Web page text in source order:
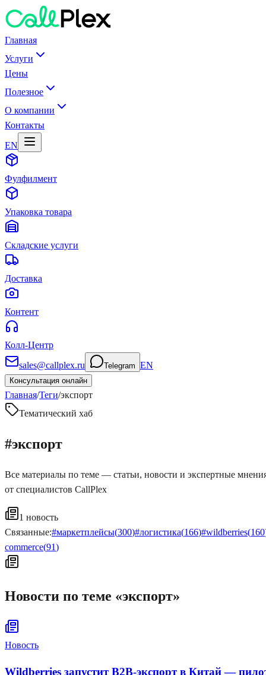
Главная
Услуги
Цены
Полезное
О компании
Контакты
EN
Фулфилмент
Упаковка товара
Складские услуги
Доставка
Контент
Колл-Центр
sales@callplex.ru
Telegram EN
Консультация онлайн
Главная/Теги/экспорт
Тематический хаб
#экспорт
Все материалы по теме — статьи, новости и экспертные
от специалистов CallPlex
1 новость
Связанные:#маркетплейсы(300)#логистика(166)#wildberries(160
commerce(91)
Новости по теме «экспорт»
Новость
Wildberries запустит B2B-экспорт в Китай —